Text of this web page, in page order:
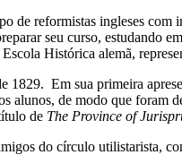
reformistas ingleses com
seu curso, estudando
Histórica alemã,
Em sua primeira
de modo que foram
de The Province of
do círculo utilistarista,